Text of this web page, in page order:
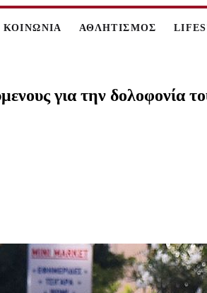
ΚΟΙΝΩΝΙΑ ΑΘΛΗΤΙΣΜΟΣ
για την δολοφονία